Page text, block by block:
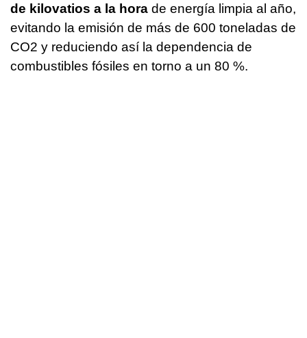
de kilovatios a la hora de energía limpia al año,
evitando la emisión de más de 600 toneladas de
CO2 y reduciendo así la dependencia de
combustibles fósiles en torno a un 80 %.